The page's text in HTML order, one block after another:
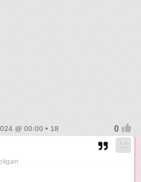
@ 00:00 • 18